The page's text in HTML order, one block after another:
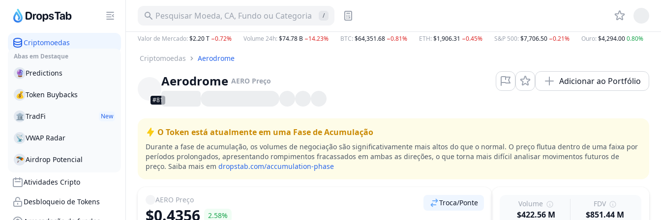
Criptomoedas
Abas em Destaque
🔮 Predictions
💰 Token Buybacks
🏛 TradFi New
📡 VWAP Radar
🪂Airdrop Potencial
Atividades Cripto
Desbloqueio de Tokens
Pesquisar Moeda, CA, Fundo ou Categoria /
Valor de Mercado: $2.20 T −0.72% Volume 24h: $74.78 B −14.23% BTC: $64,351.68 −0.81% ETH: $1,906.31 −0.45% S&P 500: $7,706.50 −0.21% Ouro: $4,294.000.80%
Criptomoedas Aerodrome
#81
Aerodrome AERO Preço Adicionar ao Portfólio
O Token está atualmente em uma Fase de Acumulação
Durante a fase de acumulação, os volumes de negociação são significativamente mais altos do que o normal. O preço flutua dentro de uma faixa por
períodos prolongados, apresentando rompimentos fracassados em ambas as direções, o que torna mais difícil analisar movimentos futuros de
preço. Saiba mais em dropstab.com/accumulation-phase
AERO Preço
$0.4356 2.58%
Troca/Ponte Volume
$422.56 M
FDV
$851.44 M